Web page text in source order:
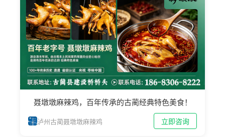
聂墩墩麻辣鸡，百年传承的古蔺经典特色美食！
泸州古蔺聂墩墩麻辣鸡 立即咨询